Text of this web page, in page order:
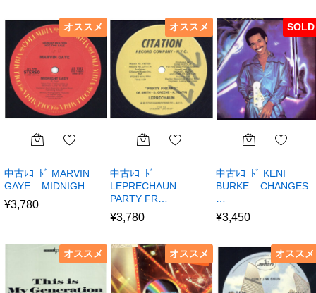
オススメ
中古ﾚｺｰﾄﾞ MARVIN
GAYE – MIDNIGH…
¥3,780
オススメ
中古ﾚｺｰﾄﾞ
LEPRECHAUN –
PARTY FR…
¥3,780
SOLD
中古ﾚｺｰﾄﾞ KENI
BURKE – CHANGES
¥3,450
オススメ オススメ オススメ